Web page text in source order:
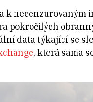
k
pokročilých
data týkající se
, která sama